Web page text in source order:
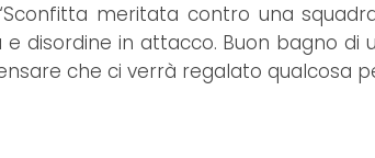
meritata contro una
disordine in attacco. Buon bagno
che ci verrà regalato qualcosa